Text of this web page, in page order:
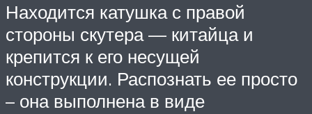
Находится катушка с правой
стороны скутера — китайца и
крепится к его несущей
конструкции. Распознать ее просто
– она выполнена в виде